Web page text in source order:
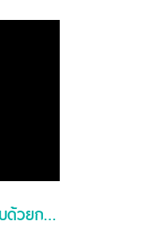
การตรวจวินิจฉัยโรคเส้นเลือดหัวใจตีบด้วยการสวนหัวใจ